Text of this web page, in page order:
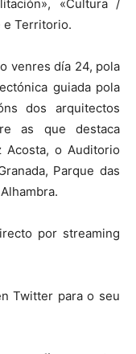
«Cultura /
e Territorio.
venres día 24, pola
guiada pola
dos arquitectos
as que destaca
Acosta, o Auditorio
Parque das
por streaming
Twitter para o seu